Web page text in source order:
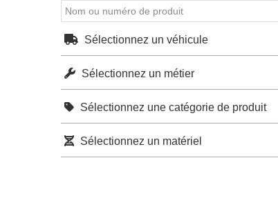
Sélectionnez un véhicule
Sélectionnez un métier
Sélectionnez une catégorie de produit
Sélectionnez un matériel